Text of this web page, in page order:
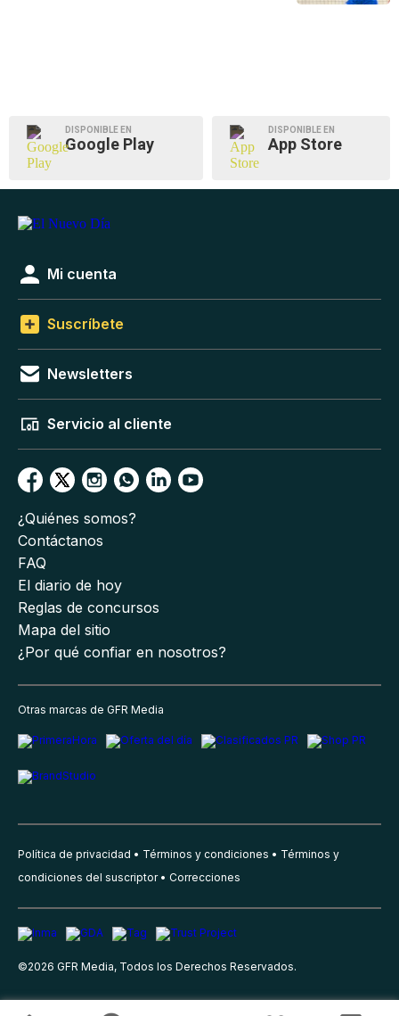
DISPONIBLE EN
Google Play
DISPONIBLE EN
App Store
Mi cuenta
Suscríbete
Newsletters
Servicio al cliente
¿Quiénes somos?
Contáctanos
FAQ
El diario de hoy
Reglas de concursos
Mapa del sitio
¿Por qué confiar en nosotros?
Otras marcas de GFR Media
Política de privacidad Términos y condiciones
Términos y
condiciones del suscriptor
Correcciones
©2026 GFR Media, Todos los Derechos Reservados.